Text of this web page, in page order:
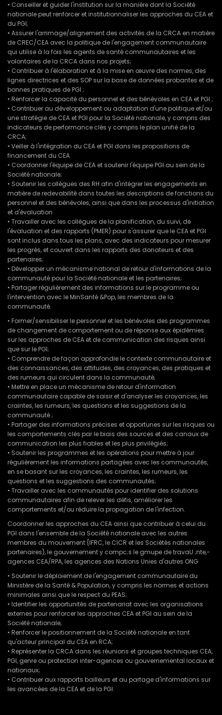
• Conseiller et guider l'institution sur la manière dont la Société
nationale peut renforcer et institutionnaliser les approches du CEA et
du PGI;
• Assurer l'arrimage/alignement des activités de la CRCA en matière
de CREC/CEA avec la politique de l'engagement communautaire
qui utilise à la fois les agents de santé communautaires et les
volontaires de la CRCA dans nos projets;
• Contribuer à l'élaboration et à la mise en œuvre des normes, des
lignes directrices et des SOP sur la base de données probantes et de
bonnes pratiques de PGI ;
• Renforcer la capacité du personnel et des bénévoles en CEA et PGI ;
• Contribuer au développement ou adaptation d'une politique et/ou
une stratégie de CEA et PGI pour la Société nationale, y compris des
indicateurs de performance clés y compris le plan unifié de la
CRCA;
• Veiller à l'intégration du CEA et PGI dans les propositions de
financement du CEA
• Coordonner l'équipe de CEA et soutenir l'équipe PGI au sein de la
Société nationale;
• Soutenir les collègues des RH afin d'intégrer les engagements en
matière de redevabilité dans toutes les descriptions de fonctions du
personnel et des bénévoles, ainsi que dans les processus d'initiation
et d'évaluation
• Travailler avec les collègues de la planification, du suivi, de
l'évaluation et des rapports (PMER) pour s'assurer que le CEA et PGI
sont inclus dans tous les plans, avec des indicateurs pour mesurer
les progrès, et couvert dans les rapports des donateurs et des
partenaires;
• Développer un mécanisme national de retour d'informations de la
communauté pour la Société nationale et les partenaires;
• Partager régulièrement des informations sur le programme ou
l'intervention avec le MinSanté &Pop, les membres de la
communauté.
• Former/sensibiliser le personnel et les bénévoles des programmes
de changement de comportement ou de réponse aux épidémies
sur les approches de CEA et de communication des risques ainsi
que sur le PGI;
• Comprendre de façon approfondie le contexte communautaire et
des connaissances, des attitudes, des croyances, des pratiques et
des rumeurs qui circulent dans la communauté;
• Mettre en place un mécanisme de retour d'information
communautaire capable de saisir et d'analyser les croyances, les
craintes, les rumeurs, les questions et les suggestions de la
communauté ;
• Partager des informations précises et opportunes sur les risques ou
les comportements clés par le biais des sources et des canaux de
communication les plus fiables et les plus privilégiés;
• Soutenir les programmes et les opérations pour mettre à jour
régulièrement les informations partagées avec les communautés,
en se basant sur les croyances, les craintes, les rumeurs, les
questions et les suggestions des communautés;
• Travailler avec les communautés pour identifier des solutions
communautaires afin de relever les défis, améliorer les
comportements et/ou réduire la propagation de l'infection.
Coordonner les approches du CEA ainsi que contribuer à celui du
PGI dans l'ensemble de la Société nationale avec les autres
membres du mouvement {IFRC, le CICR et les Sociétés nationales
partenaires), le gouvernement y compc;s le gmupe de travaU ;nte,-
agences CEA/RPA, les agences des Nations Unies d'autres ONG
• Soutenir le déploiement de l'engagement communautaire du
Ministère de la Santé & Population, y compris les normes et actions
minimales ainsi que le respect du PEAS;
• Identifier les opportunités de partenariat avec les organisations
externes pour renforcer les approches CEA et PGI au sein de la
Société nationale;
• Renforcer le positionnement de la Société nationale en tant
qu'acteur principal du CEA en RCA;
• Représenter la CRCA dans les réunions et groupes techniques CEA,
PGI, genre ou protection inter-agences ou gouvernemental locaux et
nationaux;
• Contribuer aux rapports bailleurs et au partage d'informations sur
les avancées de la CEA et de la PGI.